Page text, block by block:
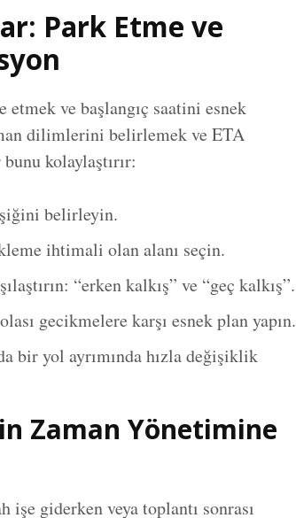
Park Etme ve
ve başlangıç saatini esnek
dilimlerini belirlemek ve ETA
kolaylaştırır:
belirleyin.
ihtimali olan alanı seçin.
“erken kalkış” ve “geç kalkış”.
gecikmelere karşı esnek plan yapın.
bir yol ayrımında hızla değişiklik
Zaman Yönetimine
işe giderken veya toplantı sonrası